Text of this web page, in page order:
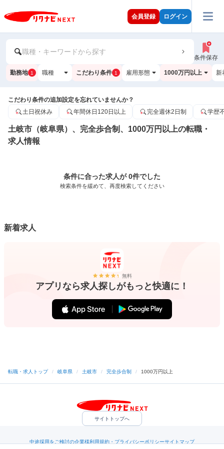
会員登録 ログイン
職種・キーワードから探す
条件保存
勤務地 1 職種 こだわり条件 1 雇用形態 1000万円以上 新
こだわり条件の追加設定を忘れていませんか？
土日祝休み
年間休日120日以上 完全週休2日制 学歴
土岐市（岐阜県）、完全歩合制、1000万円以上の転職・
求人情報
条件に合った求人が 0件でした
検索条件を緩めて、再度検索してください
新着求人
無料
アプリなら求人探しがもっと快適に！
転職・求人トップ / 岐阜県 / 土岐市 / 完全歩合制 / 1000万円以上
サイトトップへ
中途採用をご検討の企業様利用規約・プライバシーポリシーサイトマップ